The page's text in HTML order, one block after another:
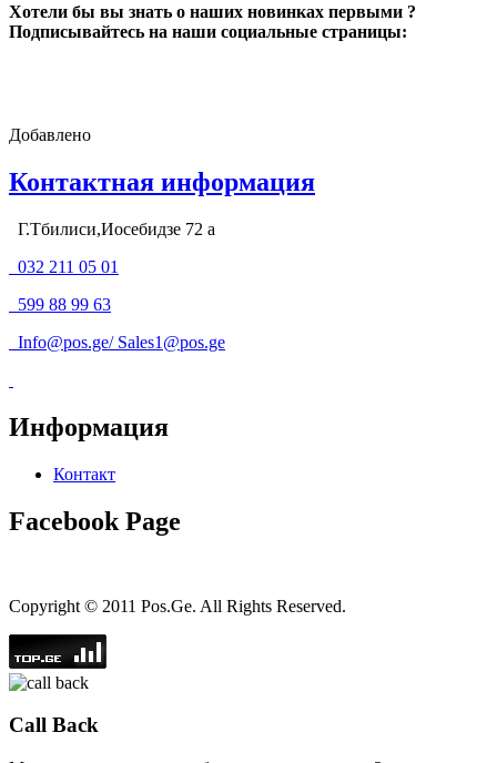
Хотели бы вы знать о наших новинках первыми ?
Подписывайтесь на наши социальные страницы:
Добавлено
Контактная информация
Г.Тбилиси,Иосебидзе 72 а
032 211 05 01
599 88 99 63
Info@pos.ge/ Sales1@pos.ge
Информация
Контакт
Facebook Page
Copyright © 2011 Pos.Ge. All Rights Reserved.
Call Back